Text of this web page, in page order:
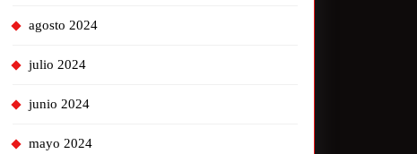
agosto 2024
julio 2024
junio 2024
mayo 2024